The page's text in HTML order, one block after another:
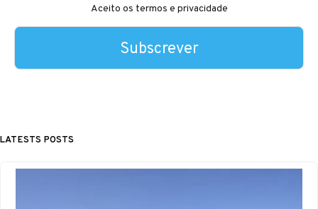
Aceito os termos e privacidade
LATESTS POSTS